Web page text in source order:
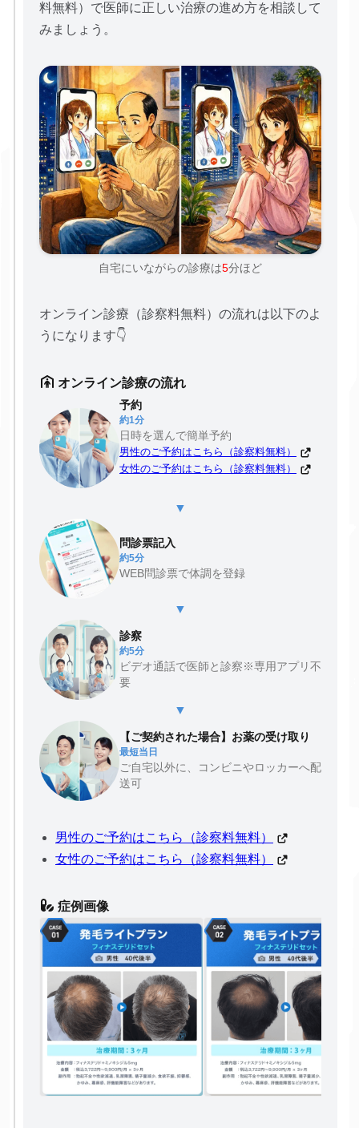
料無料）で医師に正しい治療の進め方を相談して
みましょう。
自宅にいながらの診療は5分ほど
オンライン診療（診察料無料）の流れは以下のよ
うになります👇
オンライン診療の流れ
予約
約1分
日時を選んで簡単予約
男性のご予約はこちら（診察料無料）
女性のご予約はこちら（診察料無料）
▼
問診票記入
約5分
WEB問診票で体調を登録
▼
診察
約5分
ビデオ通話で医師と診察※専用アプリ不
要
▼
【ご契約された場合】お薬の受け取り
最短当日
ご自宅以外に、コンビニやロッカーへ配
送可
男性のご予約はこちら（診察料無料）
女性のご予約はこちら（診察料無料）
症例画像